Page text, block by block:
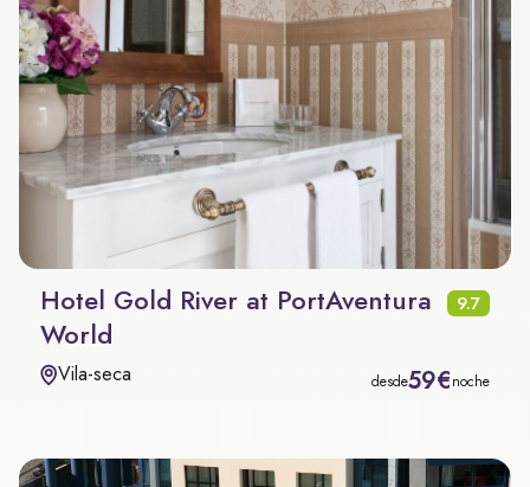
Hotel Gold River at PortAventura
World
9.7
Vila-seca desde59€noche